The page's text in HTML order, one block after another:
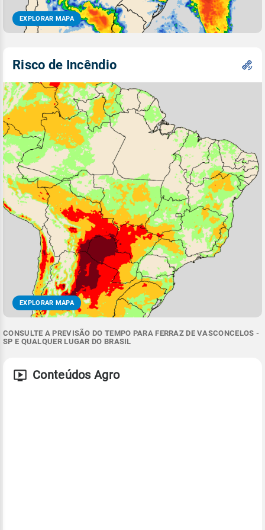
EXPLORAR MAPA
Risco de Incêndio
EXPLORAR MAPA
CONSULTE A PREVISÃO DO TEMPO PARA FERRAZ DE VASCONCELOS -
SP E QUALQUER LUGAR DO BRASIL
Conteúdos Agro